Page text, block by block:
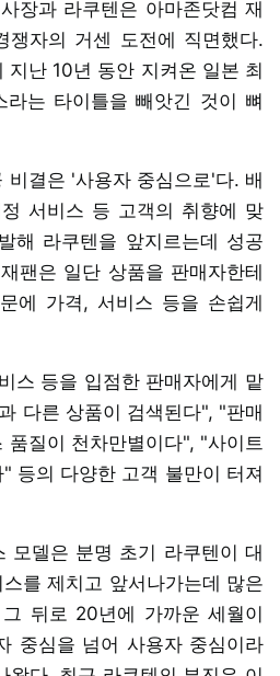
장과 라쿠텐은 아마존닷컴 재
쟁자의 거센 도전에 직면했다.
지난 10년 동안 지켜온 일본 최
라는 타이틀을 빼앗긴 것이 뼈
비결은 '사용자 중심으로'다. 배
서비스 등 고객의 취향에 맞
해 라쿠텐을 앞지르는데 성공
팬은 일단 상품을 판매자한테
에 가격, 서비스 등을 손쉽게
스 등을 입점한 판매자에게 맡
다른 상품이 검색된다", "판매
품질이 천차만별이다", "사이트
등의 다양한 고객 불만이 터져
모델은 분명 초기 라쿠텐이 대
를 제치고 앞서나가는데 많은
뒤로 20년에 가까운 세월이
중심을 넘어 사용자 중심이라